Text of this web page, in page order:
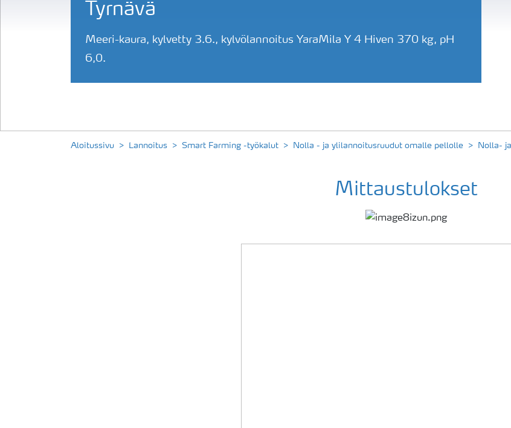
Tyrnävä
Meeri-kaura, kylvetty 3.6., kylvölannoitus YaraMila Y 4 Hiven 370 kg, pH
6,0.
Aloitussivu Lannoitus Smart Farming -työkalut Nolla - ja ylilannoitusruudut omalle pellolle Nolla-
Mittaustulokset